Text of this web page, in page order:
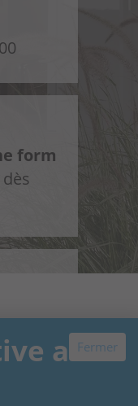
Fermer
aux
form